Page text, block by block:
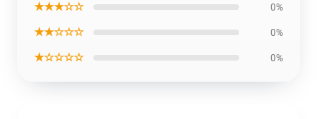
★★★☆☆ 0%
★★☆☆☆ 0%
★☆☆☆☆ 0%